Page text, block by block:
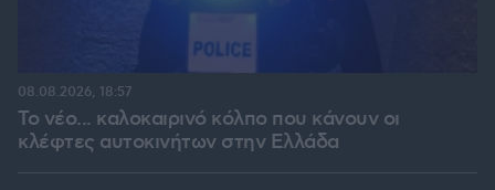
Το νέο... καλοκαιρινό κόλπο που κάνουν οι
κλέφτες αυτοκινήτων στην Ελλάδα
08.08.2026, 18:57